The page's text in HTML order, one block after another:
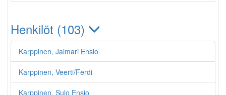
Henkilöt (103)
Karppinen, Jalmari Ensio
Karppinen, Veerti/Ferdi
Karppinen, Sulo Ensio